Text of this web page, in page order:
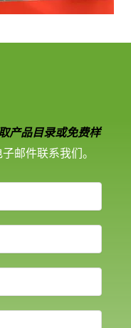
产品目录或免费样
邮件联系我们。